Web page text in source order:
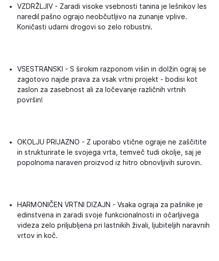
VZDRŽLJIV - Zaradi visoke vsebnosti tanina je lešnikov les
naredil pašno ograjo neobčutljivo na zunanje vplive.
Koničasti udarni drogovi so zelo robustni.
VSESTRANSKI - S širokim razponom višin in dolžin ograj se
zagotovo najde prava za vsak vrtni projekt - bodisi kot
zaslon za zasebnost ali za ločevanje različnih vrtnih
površin!
OKOLJU PRIJAZNO - Z uporabo vtične ograje ne zaščitite
in strukturirate le svojega vrta, temveč tudi okolje, saj je
popolnoma naraven proizvod iz hitro obnovljivih surovin.
HARMONIČEN VRTNI DIZAJN - Vsaka ograja za pašnike je
edinstvena in zaradi svoje funkcionalnosti in očarljivega
videza zelo priljubljena pri lastnikih živali, ljubiteljih naravnih
vrtov in koč.